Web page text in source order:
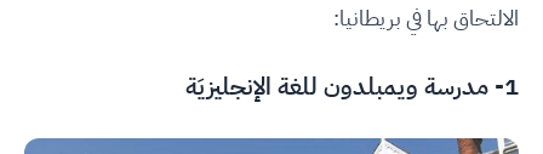
الالتحاق بها في بريطانيا:
1- مدرسة ويمبلدون للغة الإنجليزيَة